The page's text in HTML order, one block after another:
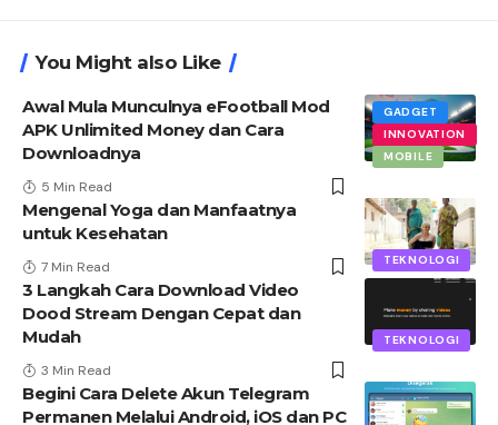
You Might also Like
GADGET
INNOVATION
MOBILE
Awal Mula Munculnya eFootball Mod
APK Unlimited Money dan Cara
Downloadnya
5 Min Read
TEKNOLOGI
Mengenal Yoga dan Manfaatnya
untuk Kesehatan
7 Min Read
TEKNOLOGI
3 Langkah Cara Download Video
Dood Stream Dengan Cepat dan
Mudah
3 Min Read
Begini Cara Delete Akun Telegram
Permanen Melalui Android, iOS dan PC